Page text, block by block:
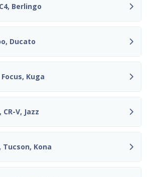
Berlingo
Ducato
Kuga
V, Jazz
Tucson, Kona